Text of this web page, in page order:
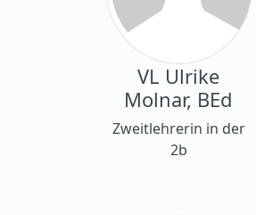
VL Ulrike
Molnar, BEd
Zweitlehrerin in der
2b